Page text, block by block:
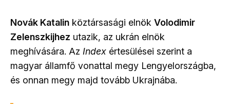
Novák Katalin köztársasági elnök Volodimir
Zelenszkijhez utazik, az ukrán elnök
meghívására. Az Index értesülései szerint a
magyar államfő vonattal megy Lengyelországba,
és onnan megy majd tovább Ukrajnába.